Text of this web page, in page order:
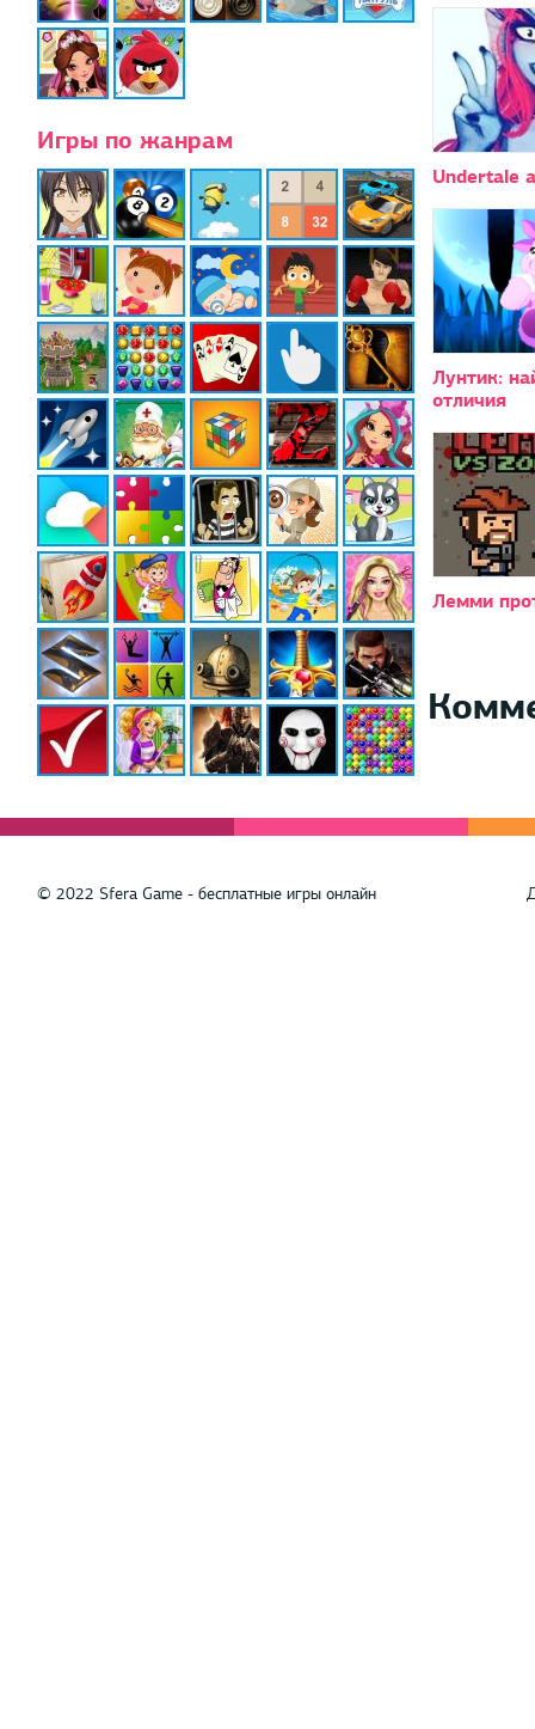
Игры по жанрам
Undertale
Лунтик:
отличия
Лемми
© 2022 Sfera Game - бесплатные игры онлайн